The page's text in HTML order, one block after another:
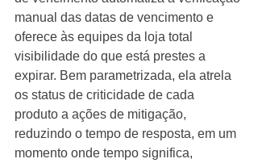
manual das datas de vencimento e
oferece às equipes da loja total
visibilidade do que está prestes a
expirar. Bem parametrizada, ela atrela
os status de criticidade de cada
produto a ações de mitigação,
reduzindo o tempo de resposta, em um
momento onde tempo significa,